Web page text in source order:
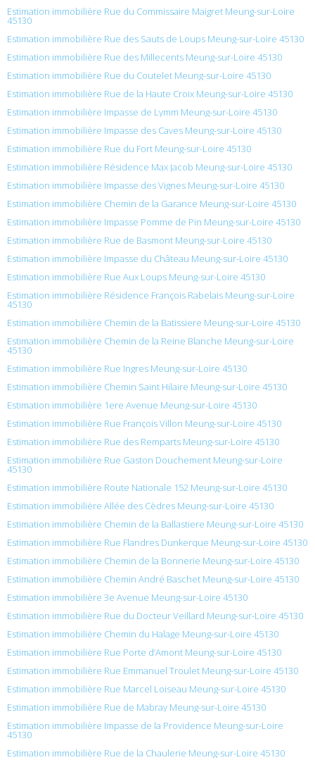
Estimation immobilière Rue du Commissaire Maigret Meung-sur-Loire
45130
Estimation immobilière Rue des Sauts de Loups Meung-sur-Loire 45130
Estimation immobilière Rue des Millecents Meung-sur-Loire 45130
Estimation immobilière Rue du Coutelet Meung-sur-Loire 45130
Estimation immobilière Rue de la Haute Croix Meung-sur-Loire 45130
Estimation immobilière Impasse de Lymm Meung-sur-Loire 45130
Estimation immobilière Impasse des Caves Meung-sur-Loire 45130
Estimation immobilière Rue du Fort Meung-sur-Loire 45130
Estimation immobilière Résidence Max Jacob Meung-sur-Loire 45130
Estimation immobilière Impasse des Vignes Meung-sur-Loire 45130
Estimation immobilière Chemin de la Garance Meung-sur-Loire 45130
Estimation immobilière Impasse Pomme de Pin Meung-sur-Loire 45130
Estimation immobilière Rue de Basmont Meung-sur-Loire 45130
Estimation immobilière Impasse du Château Meung-sur-Loire 45130
Estimation immobilière Rue Aux Loups Meung-sur-Loire 45130
Estimation immobilière Résidence François Rabelais Meung-sur-Loire
45130
Estimation immobilière Chemin de la Batissiere Meung-sur-Loire 45130
Estimation immobilière Chemin de la Reine Blanche Meung-sur-Loire
45130
Estimation immobilière Rue Ingres Meung-sur-Loire 45130
Estimation immobilière Chemin Saint Hilaire Meung-sur-Loire 45130
Estimation immobilière 1ere Avenue Meung-sur-Loire 45130
Estimation immobilière Rue François Villon Meung-sur-Loire 45130
Estimation immobilière Rue des Remparts Meung-sur-Loire 45130
Estimation immobilière Rue Gaston Douchement Meung-sur-Loire
45130
Estimation immobilière Route Nationale 152 Meung-sur-Loire 45130
Estimation immobilière Allée des Cèdres Meung-sur-Loire 45130
Estimation immobilière Chemin de la Ballastiere Meung-sur-Loire 45130
Estimation immobilière Rue Flandres Dunkerque Meung-sur-Loire 45130
Estimation immobilière Chemin de la Bonnerie Meung-sur-Loire 45130
Estimation immobilière Chemin André Baschet Meung-sur-Loire 45130
Estimation immobilière 3e Avenue Meung-sur-Loire 45130
Estimation immobilière Rue du Docteur Veillard Meung-sur-Loire 45130
Estimation immobilière Chemin du Halage Meung-sur-Loire 45130
Estimation immobilière Rue Porte d’Amont Meung-sur-Loire 45130
Estimation immobilière Rue Emmanuel Troulet Meung-sur-Loire 45130
Estimation immobilière Rue Marcel Loiseau Meung-sur-Loire 45130
Estimation immobilière Rue de Mabray Meung-sur-Loire 45130
Estimation immobilière Impasse de la Providence Meung-sur-Loire
45130
Estimation immobilière Rue de la Chaulerie Meung-sur-Loire 45130